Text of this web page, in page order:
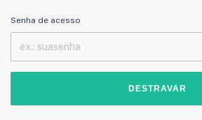
Senha de acesso
DESTRAVAR